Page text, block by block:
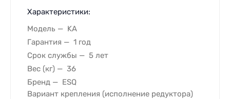
Характеристики:
Модель
KA
Гарантия
1 год
Срок службы
5 лет
Вес (кг)
36
Бренд
ESQ
Вариант крепления (исполнение редуктора)